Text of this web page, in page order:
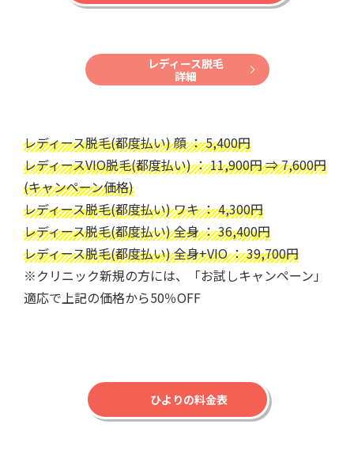
レディース脱毛
詳細
レディース脱毛(都度払い) 顔 ： 5,400円
レディースVIO脱毛(都度払い) ： 11,900円 ⇒ 7,600円
(キャンペーン価格)
レディース脱毛(都度払い) ワキ ： 4,300円
レディース脱毛(都度払い) 全身 ： 36,400円
レディース脱毛(都度払い) 全身+VIO ： 39,700円
※クリニック新規の方には、「お試しキャンペーン」
適応で上記の価格から50％OFF
ひよりの料金表